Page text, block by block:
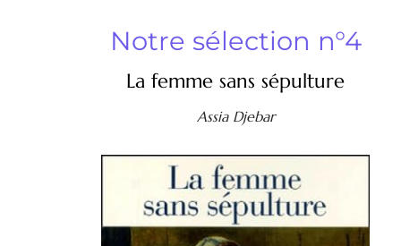
Notre sélection n°4
La femme sans sépulture
Assia Djebar